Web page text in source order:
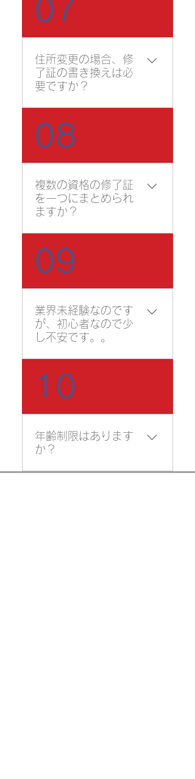
の注意事項をご確認くださ
行した修了証は、 当センタ
ーで再発行することができ
ます。 まずはお電話にてお
問合せ下さい。
07
住所変更の場合、修
了証の書き換えは必
要ですか？
所が変わった場合の、修了
証の書き換えは特に必要あ
りません。氏名に変更があ
る場合は書き換える必要が
ありますので、トレーニン
グセンターまでご連絡くだ
08
複数の資格の修了証
を一つにまとめられ
ますか？
でしたら、一つにまとめる
事は可能になります。事前
にその旨をお伝え頂く必要
が御座いますので、申込受
付や開催連絡等の連絡をし
た際に当センターにお伝え
09
業界未経験なのです
が、初心者なので少
し不安です。。
でも資格取得が出来るよ
う、わかりやすい指導を心
がけています。当センター
の強みは、現役の職人がリ
アルな技術や知識を教え、
る事を教えられる事です！
10
年齢制限はあります
か？